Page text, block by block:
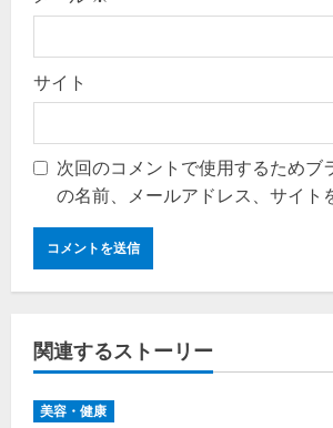
サイト
次回のコメントで使用するためブ
の名前、メールアドレス、サイト
関連するストーリー
美容・健康